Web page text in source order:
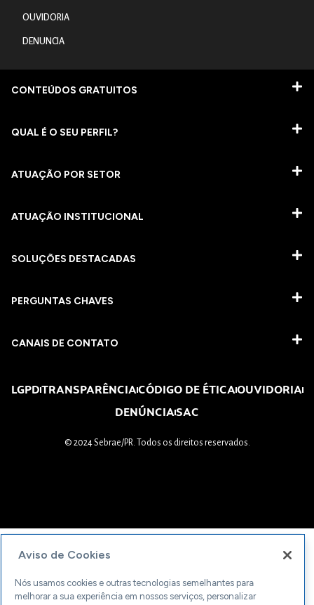
OUVIDORIA
DENUNCIA
CONTEÚDOS GRATUITOS
QUAL É O SEU PERFIL?
ATUAÇÃO POR SETOR
ATUAÇÃO INSTITUCIONAL
SOLUÇÕES DESTACADAS
PERGUNTAS CHAVES​
CANAIS DE CONTATO
LGPDTRANSPARÊNCIACÓDIGO DE ÉTICAOUVIDORIA
DENÚNCIASAC
© 2024 Sebrae/PR. Todos os direitos reservados.
Aviso de Cookies
Nós usamos cookies e outras tecnologias semelhantes para
melhorar a sua experiência em nossos serviços, personalizar